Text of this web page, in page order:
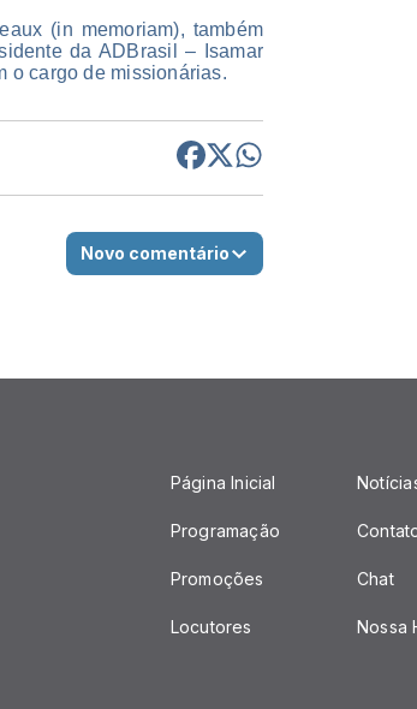
(in memoriam), também
da ADBrasil – Isamar
o cargo de missionárias.
Novo comentário
Página Inicial
Programação
Promoções
Locutores
Chat
Nossa